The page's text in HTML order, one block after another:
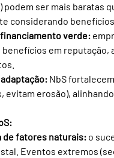
podem ser mais baratas
considerando
verde:
benefícios em
NbS
evitam erosão),
de fatores naturais: o
Eventos extremos